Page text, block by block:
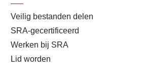
Veilig bestanden delen
SRA-gecertificeerd
Werken bij SRA
Lid worden